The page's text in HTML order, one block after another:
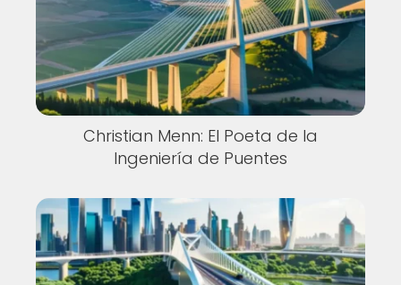
Christian Menn: El Poeta de la
Ingeniería de Puentes